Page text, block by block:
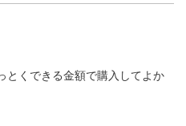
とくできる金額で購入してよか